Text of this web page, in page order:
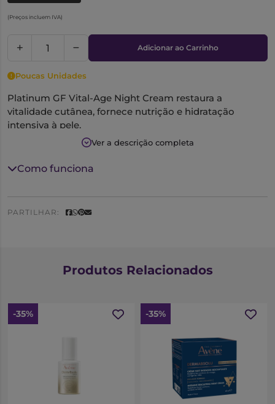
(Preços incluem IVA)
Adicionar ao Carrinho
Poucas Unidades
Platinum GF Vital-Age Night Cream restaura a
vitalidade cutânea, fornece nutrição e hidratação
intensiva à pele.
Regula as pigmentações do rosto uniformizando o tom
Ajuda a recuperar a firmeza e a elasticidade da pele.
Ver a descrição completa
Como funciona
PARTILHAR:
Produtos Relacionados
-35% -35%